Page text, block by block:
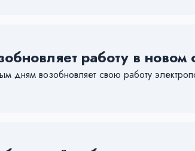
работу в новом
дням возобновляет свою работу